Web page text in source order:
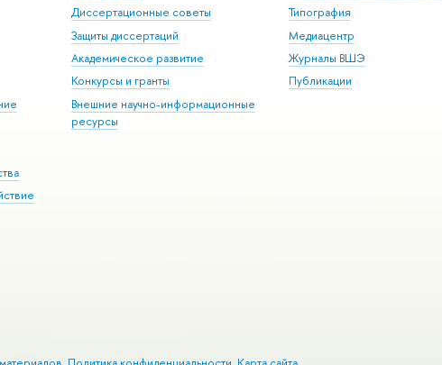
Диссертационные советы
Защиты диссертаций
Академическое развитие
Конкурсы и гранты
Внешние научно-информационные
ресурсы
Типография
Медиацентр
Журналы ВШЭ
Публикации